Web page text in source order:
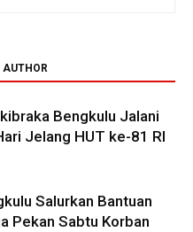
AUTHOR
Bengkulu Jalani
Jelang HUT ke-81 RI
Salurkan Bantuan
Pekan Sabtu Korban